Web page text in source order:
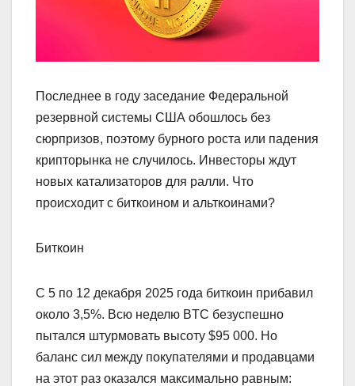
Последнее в году заседание Федеральной
резервной системы США обошлось без
сюрпризов, поэтому бурного роста или падения
крипторынка не случилось. Инвесторы ждут
новых катализаторов для ралли. Что
происходит с биткоином и альткоинами?
Биткоин
С 5 по 12 декабря 2025 года биткоин прибавил
около 3,5%. Всю неделю BTC безуспешно
пытался штурмовать высоту $95 000. Но
баланс сил между покупателями и продавцами
на этот раз оказался максимально равным: